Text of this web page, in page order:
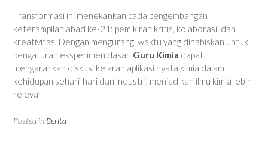
Transformasi ini menekankan pada pengembangan
keterampilan abad ke-21: pemikiran kritis, kolaborasi, dan
kreativitas. Dengan mengurangi waktu yang dihabiskan untuk
pengaturan eksperimen dasar, Guru Kimia dapat
mengarahkan diskusi ke arah aplikasi nyata kimia dalam
kehidupan sehari-hari dan industri, menjadikan ilmu kimia lebih
relevan.
Posted in Berita